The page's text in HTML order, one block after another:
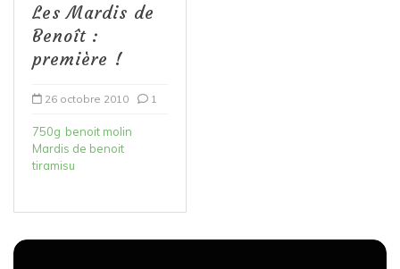
Les Mardis de
Benoît :
première !
26 octobre 2010 1
750g benoit molin
Mardis de benoit
tiramisu